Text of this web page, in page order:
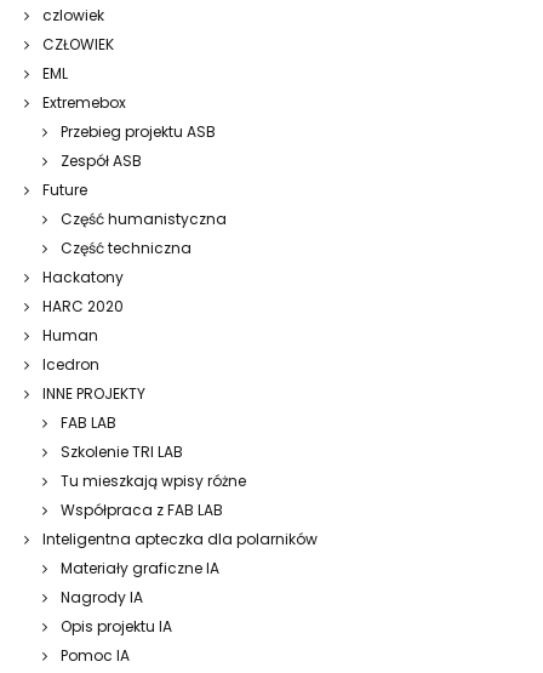
czlowiek
CZŁOWIEK
EML
Extremebox
Przebieg projektu ASB
Zespół ASB
Future
Część humanistyczna
Część techniczna
Hackatony
HARC 2020
Human
Icedron
INNE PROJEKTY
FAB LAB
Szkolenie TRI LAB
Tu mieszkają wpisy różne
Współpraca z FAB LAB
Inteligentna apteczka dla polarników
Materiały graficzne IA
Nagrody IA
Opis projektu IA
Pomoc IA